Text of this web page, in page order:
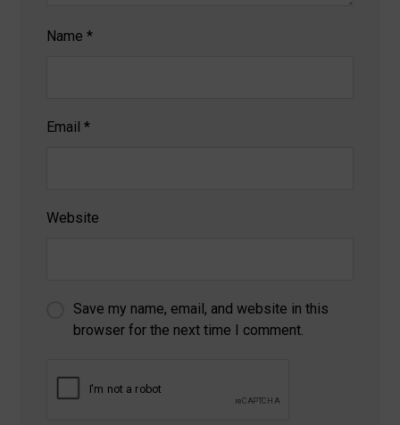
Name*
Email*
Website
Save my name, email, and website in this
browser for the next time I comment.